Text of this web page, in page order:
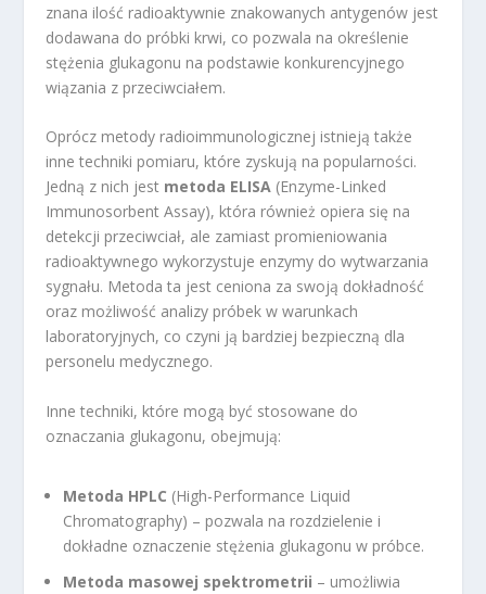
znana ilość radioaktywnie znakowanych antygenów jest
dodawana do próbki krwi, co pozwala na określenie
stężenia glukagonu na podstawie konkurencyjnego
wiązania z przeciwciałem.
Oprócz metody radioimmunologicznej istnieją także
inne techniki pomiaru, które zyskują na popularności.
Jedną z nich jest metoda ELISA (Enzyme-Linked
Immunosorbent Assay), która również opiera się na
detekcji przeciwciał, ale zamiast promieniowania
radioaktywnego wykorzystuje enzymy do wytwarzania
sygnału. Metoda ta jest ceniona za swoją dokładność
oraz możliwość analizy próbek w warunkach
laboratoryjnych, co czyni ją bardziej bezpieczną dla
personelu medycznego.
Inne techniki, które mogą być stosowane do
oznaczania glukagonu, obejmują:
Metoda HPLC (High-Performance Liquid
Chromatography) – pozwala na rozdzielenie i
dokładne oznaczenie stężenia glukagonu w próbce.
Metoda masowej spektrometrii – umożliwia